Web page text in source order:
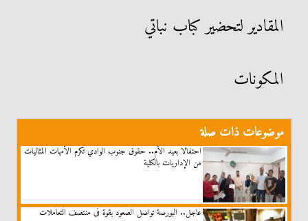
المقادير لتحضير كباب نباتي
المكونات
موضوعات ذات صلة
احتفالا بعيد الأم.. حقوق جنوب الوادي تكرم الأمهات المثاليات
من الإداريات بالكلية
عاجل.. البورصة تواصل الصعود بقوة فى منتصف التعاملات